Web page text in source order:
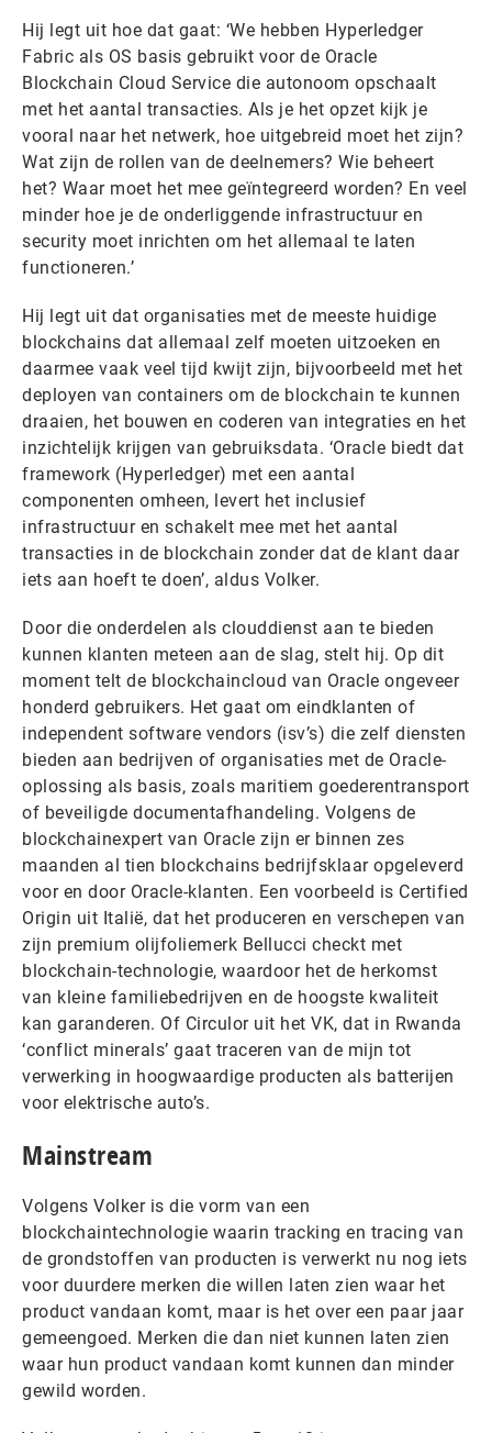
Hij legt uit hoe dat gaat: ‘We hebben Hyperledger
Fabric als OS basis gebruikt voor de Oracle
Blockchain Cloud Service die autonoom opschaalt
met het aantal transacties. Als je het opzet kijk je
vooral naar het netwerk, hoe uitgebreid moet het zijn?
Wat zijn de rollen van de deelnemers? Wie beheert
het? Waar moet het mee geïntegreerd worden? En veel
minder hoe je de onderliggende infrastructuur en
security moet inrichten om het allemaal te laten
functioneren.’
Hij legt uit dat organisaties met de meeste huidige
blockchains dat allemaal zelf moeten uitzoeken en
daarmee vaak veel tijd kwijt zijn, bijvoorbeeld met het
deployen van containers om de blockchain te kunnen
draaien, het bouwen en coderen van integraties en het
inzichtelijk krijgen van gebruiksdata. ‘Oracle biedt dat
framework (Hyperledger) met een aantal
componenten omheen, levert het inclusief
infrastructuur en schakelt mee met het aantal
transacties in de blockchain zonder dat de klant daar
iets aan hoeft te doen’, aldus Volker.
Door die onderdelen als clouddienst aan te bieden
kunnen klanten meteen aan de slag, stelt hij. Op dit
moment telt de blockchaincloud van Oracle ongeveer
honderd gebruikers. Het gaat om eindklanten of
independent software vendors (isv’s) die zelf diensten
bieden aan bedrijven of organisaties met de Oracle-
oplossing als basis, zoals maritiem goederentransport
of beveiligde documentafhandeling. Volgens de
blockchainexpert van Oracle zijn er binnen zes
maanden al tien blockchains bedrijfsklaar opgeleverd
voor en door Oracle-klanten. Een voorbeeld is Certified
Origin uit Italië, dat het produceren en verschepen van
zijn premium olijfoliemerk Bellucci checkt met
blockchain-technologie, waardoor het de herkomst
van kleine familiebedrijven en de hoogste kwaliteit
kan garanderen. Of Circulor uit het VK, dat in Rwanda
‘conflict minerals’ gaat traceren van de mijn tot
verwerking in hoogwaardige producten als batterijen
voor elektrische auto’s.
Mainstream
Volgens Volker is die vorm van een
blockchaintechnologie waarin tracking en tracing van
de grondstoffen van producten is verwerkt nu nog iets
voor duurdere merken die willen laten zien waar het
product vandaan komt, maar is het over een paar jaar
gemeengoed. Merken die dan niet kunnen laten zien
waar hun product vandaan komt kunnen dan minder
gewild worden.